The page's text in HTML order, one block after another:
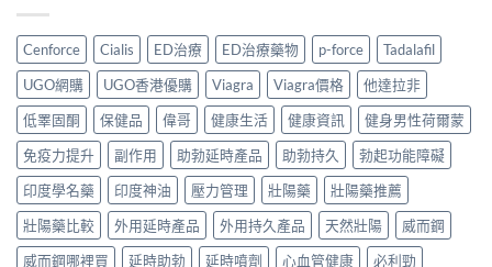
Cenforce Cialis ED治療 ED治療藥物 p-force
Tadalafil
UGO網購
UGO香港優購 Viagra Viagra價格
他達拉非
低睪固酮
保健品 偉哥 健康生活 健康資訊
健身男性荷爾蒙
免疫力提升
副作用 助勃延時產品 助勃持久
勃起功能障礙
印度學名藥
印度神油 壓力管理 壯陽藥
壯陽藥推薦
壯陽藥比較
外用延時產品 外用持久產品 天然壯陽
威而鋼
威而鋼哪裡買
延時助勃 延時噴劑 心血管健康 必利勁